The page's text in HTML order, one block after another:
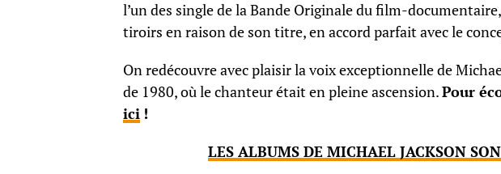
l’un des single de la Bande Originale du film-
tiroirs en raison de son titre, en accord parfait avec le
On redécouvre avec plaisir la voix exceptionnelle de
de 1980, où le chanteur était en pleine ascension.Pour
ici !
LES ALBUMS DE MICHAEL JACKSON